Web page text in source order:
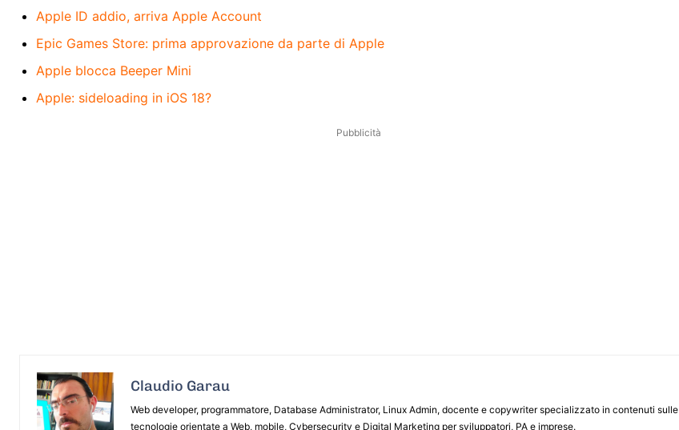
Apple ID addio, arriva Apple Account
Epic Games Store: prima approvazione da parte di Apple
Apple blocca Beeper Mini
Apple: sideloading in iOS 18?
Pubblicità
Claudio Garau
Web developer, programmatore, Database Administrator, Linux Admin, docente e copywriter specializzato in contenuti sulle
tecnologie orientate a Web, mobile, Cybersecurity e Digital Marketing per sviluppatori, PA e imprese.